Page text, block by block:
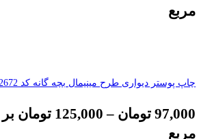
مربع
چاپ پوستر دیواری طرح مینیمال بچه گانه کد 2672
97,000 تومان –
125,000 تومان
مربع